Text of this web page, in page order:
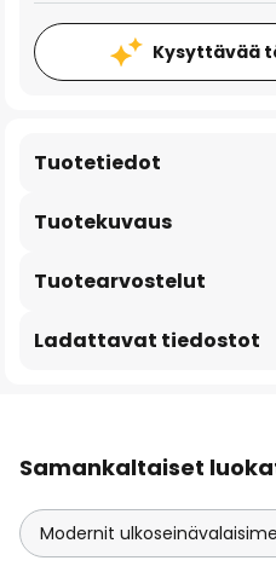
Kysyttävää
Tuotekuvaus
Tuotetiedot
Tuotearvostelut
Ladattavat tiedostot
Samankaltaiset
Modernit